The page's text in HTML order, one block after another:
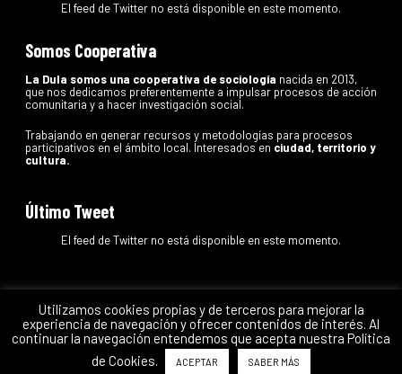
El feed de Twitter no está disponible en este momento.
Somos Cooperativa
La Dula somos una cooperativa de sociología nacida en 2013,
que nos dedicamos preferentemente a impulsar procesos de acción
comunitaria y a hacer investigación social.
Trabajando en generar recursos y metodologías para procesos
participativos en el ámbito local. Interesados en ciudad, territorio y
cultura.
Último Tweet
El feed de Twitter no está disponible en este momento.
La DulaCoop.
Utilizamos cookies propias y de terceros para mejorar la
experiencia de navegación y ofrecer contenidos de interés. Al
continuar la navegación entendemos que acepta nuestra Política
de Cookies.
ACEPTAR SABER MÁS